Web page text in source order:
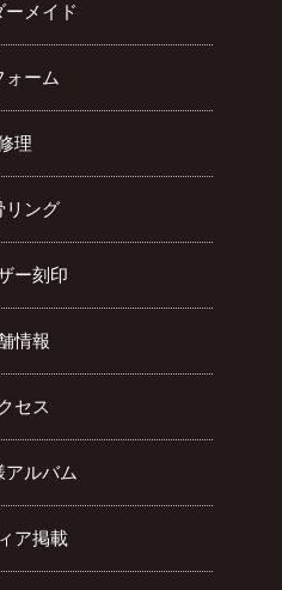
ーメイド
ォーム
理
リング
ー刻印
情報
セス
アルバム
ア掲載